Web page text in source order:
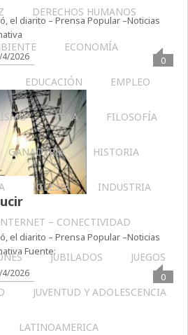
DERECHOS HUMANOS
ECONOMÍA
EDUCACIÓN EMPLEO
FFAA FILOSOFÍA
GANADERIA HISTORIA
IGLESIA INDUSTRIA
– CONECTIVIDAD
JUBILADOS JUEGOS
JUVENTUD Y ADOLESCENCIA
LATINOAMERICA
el diarito – Prensa Popular –Noticias
4/2026 0
el diarito – Prensa Popular –Noticias
Fuente:
4/2026 0